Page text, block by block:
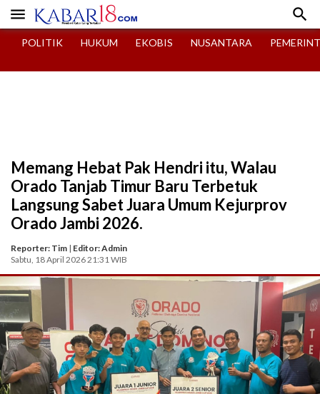
 
POLITIK HUKUM EKOBIS NUSANTARA
Memang Hebat Pak Hendri itu, Walau
Orado Tanjab Timur Baru Terbetuk
Langsung Sabet Juara Umum Kejurprov
Orado Jambi 2026.
Reporter: Tim | Editor: Admin
Sabtu, 18 April 2026 21:31 WIB